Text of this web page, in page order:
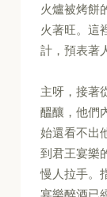
火爐被烤餅
火著旺。這
計，預表著
主呀，接著
醞釀，他們
始還看不出
到君王宴樂
慢人拉手。